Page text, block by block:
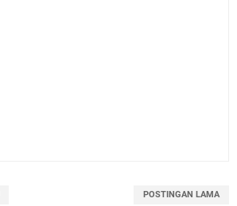
POSTINGAN LAMA